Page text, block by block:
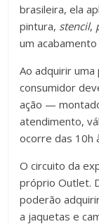
brasileira, ela
pintura, stencil,
um
Ao adquirir
consumidor
ação —
atendimento,
ocorre das 10h
O circuito da
próprio Outlet.
poderão
a jaquetas e